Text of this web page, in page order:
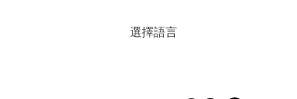
選擇語言